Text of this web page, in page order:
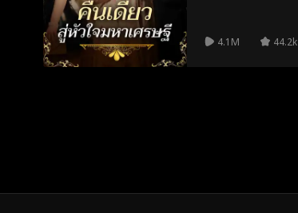
4.1M
44.2k